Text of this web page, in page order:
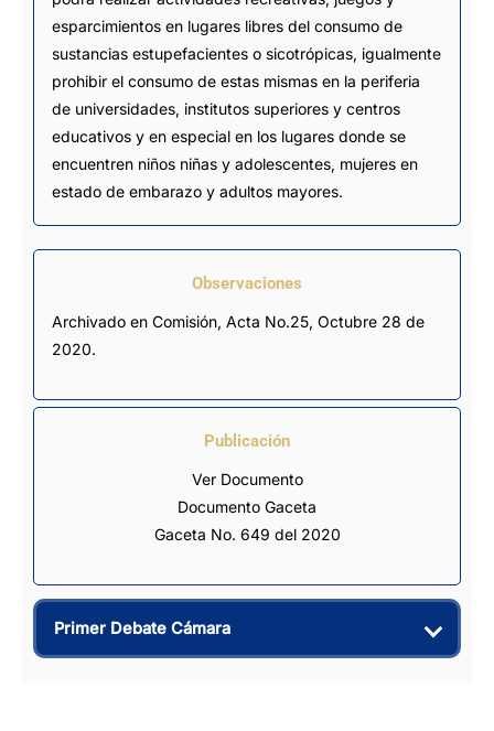
esparcimientos en lugares libres del consumo de
sustancias estupefacientes o sicotrópicas, igualmente
prohibir el consumo de estas mismas en la periferia
de universidades, institutos superiores y centros
educativos y en especial en los lugares donde se
encuentren niños niñas y adolescentes, mujeres en
estado de embarazo y adultos mayores.
Observaciones
Archivado en Comisión, Acta No.25, Octubre 28 de
2020.
Publicación
Ver Documento
Documento Gaceta
Gaceta No. 649 del 2020
Primer Debate Cámara